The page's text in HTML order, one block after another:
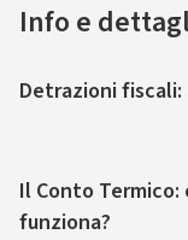
Info e
Detrazioni
Il Conto Termico:
funziona?